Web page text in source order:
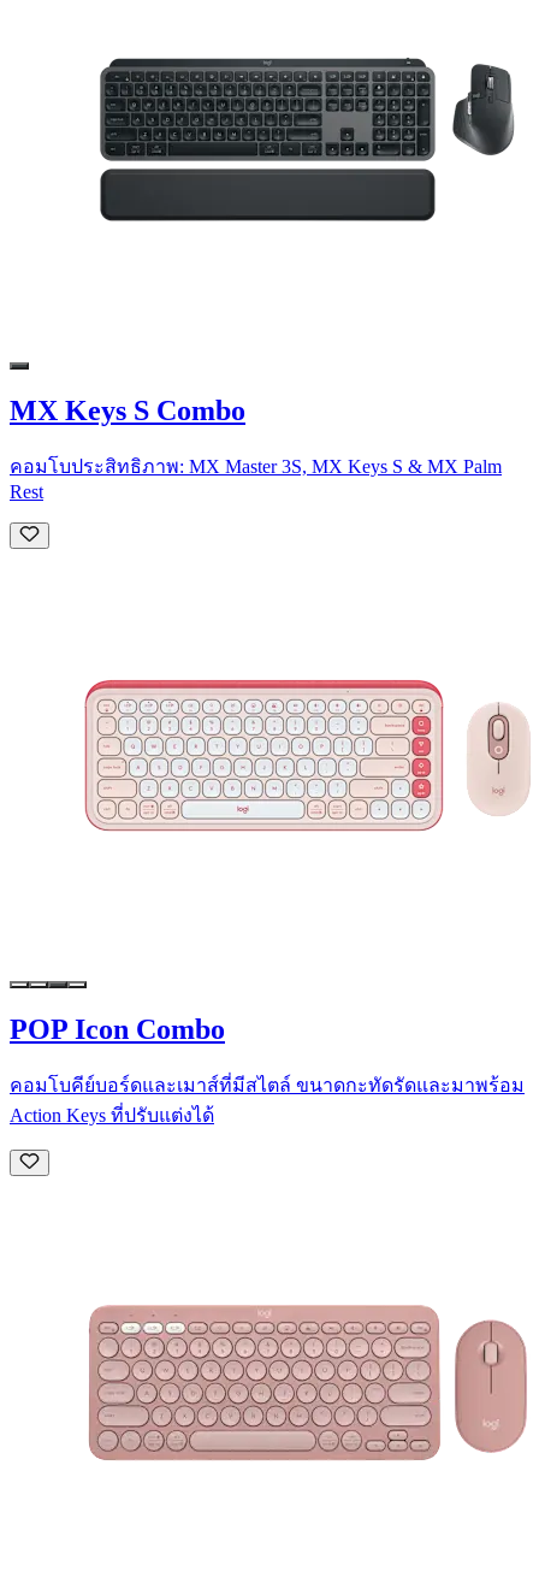
MX Keys S Combo
คอมโบประสิทธิภาพ: MX Master 3S, MX Keys S & MX Palm
Rest
POP Icon Combo
คอมโบคีย์บอร์ดและเมาส์ที่มีสไตล์ ขนาดกะทัดรัดและมาพร้อม
Action Keys ที่ปรับแต่งได้